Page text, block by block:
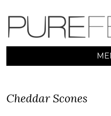
CONTENT
Cheddar Scones